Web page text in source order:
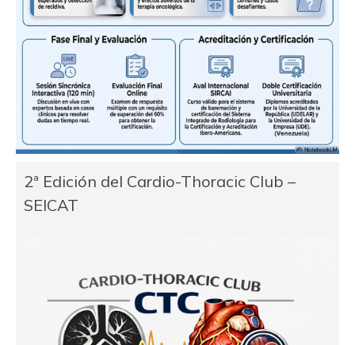
2ª Edición del Cardio-Thoracic Club –
SEICAT